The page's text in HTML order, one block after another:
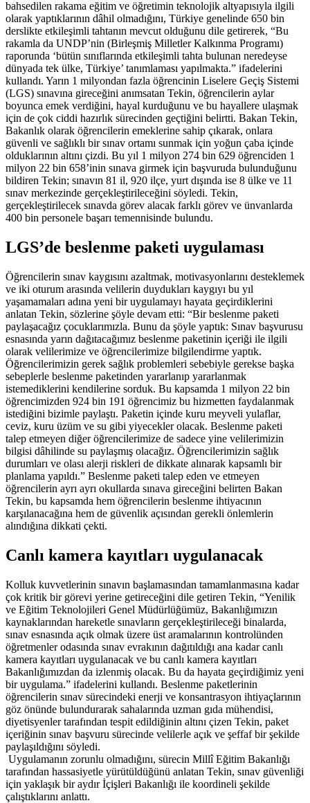
bahsedilen rakama eğitim ve öğretimin teknolojik altyapısıyla ilgili
olarak yaptıklarının dâhil olmadığını, Türkiye genelinde 650 bin
derslikte etkileşimli tahtanın mevcut olduğunu dile getirerek, “Bu
rakamla da UNDP’nin (Birleşmiş Milletler Kalkınma Programı)
raporunda ‘bütün sınıflarında etkileşimli tahta bulunan neredeyse
dünyada tek ülke, Türkiye’ tanımlaması yapılmakta.” ifadelerini
kullandı. Yarın 1 milyondan fazla öğrencinin Liselere Geçiş Sistemi
(LGS) sınavına gireceğini anımsatan Tekin, öğrencilerin aylar
boyunca emek verdiğini, hayal kurduğunu ve bu hayallere ulaşmak
için de çok ciddi hazırlık sürecinden geçtiğini belirtti. Bakan Tekin,
Bakanlık olarak öğrencilerin emeklerine sahip çıkarak, onlara
güvenli ve sağlıklı bir sınav ortamı sunmak için yoğun çaba içinde
olduklarının altını çizdi. Bu yıl 1 milyon 274 bin 629 öğrenciden 1
milyon 22 bin 658’inin sınava girmek için başvuruda bulunduğunu
bildiren Tekin; sınavın 81 il, 920 ilçe, yurt dışında ise 8 ülke ve 11
sınav merkezinde gerçekleştirileceğini söyledi. Tekin,
gerçekleştirilecek sınavda görev alacak farklı görev ve ünvanlarda
400 bin personele başarı temennisinde bulundu.
LGS’de beslenme paketi uygulaması
Öğrencilerin sınav kaygısını azaltmak, motivasyonlarını desteklemek
ve iki oturum arasında velilerin duydukları kaygıyı bu yıl
yaşamamaları adına yeni bir uygulamayı hayata geçirdiklerini
anlatan Tekin, sözlerine şöyle devam etti: “Bir beslenme paketi
paylaşacağız çocuklarımızla. Bunu da şöyle yaptık: Sınav başvurusu
esnasında yarın dağıtacağımız beslenme paketinin içeriği ile ilgili
olarak velilerimize ve öğrencilerimize bilgilendirme yaptık.
Öğrencilerimizin gerek sağlık problemleri sebebiyle gerekse başka
sebeplerle beslenme paketinden yararlanıp yararlanmak
istemediklerini kendilerine sorduk. Bu kapsamda 1 milyon 22 bin
öğrencimizden 924 bin 191 öğrencimiz bu hizmetten faydalanmak
istediğini bizimle paylaştı. Paketin içinde kuru meyveli yulaflar,
ceviz, kuru üzüm ve su gibi yiyecekler olacak. Beslenme paketi
talep etmeyen diğer öğrencilerimize de sadece yine velilerimizin
bilgisi dâhilinde su paylaşmış olacağız. Öğrencilerimizin sağlık
durumları ve olası alerji riskleri de dikkate alınarak kapsamlı bir
planlama yapıldı.” Beslenme paketi talep eden ve etmeyen
öğrencilerin ayrı ayrı okullarda sınava gireceğini belirten Bakan
Tekin, bu kapsamda hem öğrencilerin beslenme ihtiyacının
karşılanacağına hem de güvenlik açısından gerekli önlemlerin
alındığına dikkati çekti.
Canlı kamera kayıtları uygulanacak
Kolluk kuvvetlerinin sınavın başlamasından tamamlanmasına kadar
çok kritik bir görevi yerine getireceğini dile getiren Tekin, “Yenilik
ve Eğitim Teknolojileri Genel Müdürlüğümüz, Bakanlığımızın
kaynaklarından hareketle sınavların gerçekleştirileceği binalarda,
sınav esnasında açık olmak üzere üst aramalarının kontrolünden
öğretmenler odasında sınav evrakının dağıtıldığı ana kadar canlı
kamera kayıtları uygulanacak ve bu canlı kamera kayıtları
Bakanlığımızdan da izlenmiş olacak. Bu da hayata geçirdiğimiz yeni
bir uygulama.” ifadelerini kullandı. Beslenme paketlerinin
öğrencilerin sınav sürecindeki enerji ve konsantrasyon ihtiyaçlarının
göz önünde bulundurarak sahalarında uzman gıda mühendisi,
diyetisyenler tarafından tespit edildiğinin altını çizen Tekin, paket
içeriğinin sınav başvuru sürecinde velilerle açık ve şeffaf bir şekilde
paylaşıldığını söyledi.
Uygulamanın zorunlu olmadığını, sürecin Millî Eğitim Bakanlığı
tarafından hassasiyetle yürütüldüğünü anlatan Tekin, sınav güvenliği
için yaklaşık bir aydır İçişleri Bakanlığı ile koordineli şekilde
çalıştıklarını anlattı.